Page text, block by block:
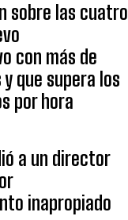
sobre las cuatro
con más de
que supera los
por hora
a un director
inapropiado